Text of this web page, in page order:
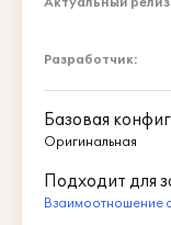
Разработчик:
Базовая
Оригинальная
Подходит для
Взаимоотношение